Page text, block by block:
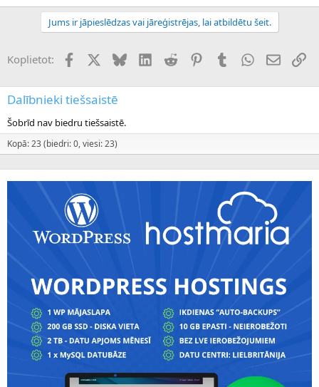
Jums ir jāpieslēdzas vai jāreģistrējas, lai atbildētu šeit.
Koplietot: FacebookX (Twitter)
BlueskyLinkedInReddit PinterestTumblrWhatsApp
E-pasts
Dalībnieki tiešsaistē
Šobrīd nav biedru tiešsaistē.
Kopā: 23 (biedri: 0, viesi: 23)